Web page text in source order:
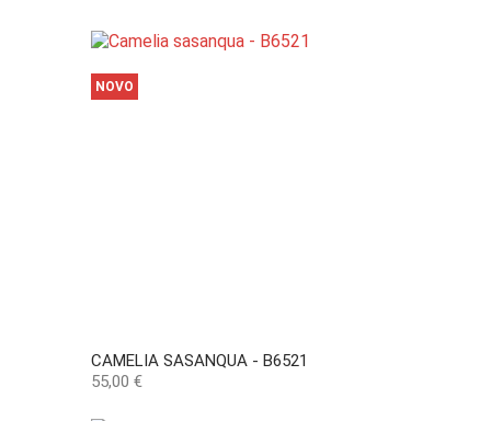
CAMELIA SASANQUA - B6521
Preço
55,00 €
NOVO